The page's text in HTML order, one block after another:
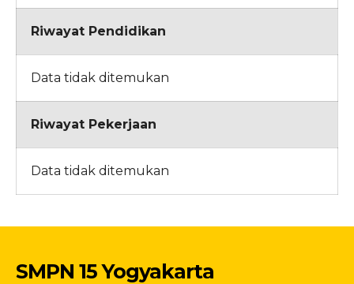
Riwayat Pendidikan
Data tidak ditemukan
Riwayat Pekerjaan
Data tidak ditemukan
SMPN 15 Yogyakarta